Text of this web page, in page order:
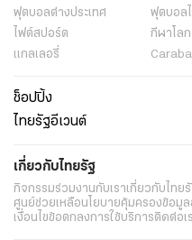
ฟุตบอลต่่างประเทศ ฟุตบอล
ไฟต์สปอร์ต
กีฬาโลก
แกลเลอรี่
ช็อปปิ้ง
ไทยรัฐอีเวนต์
เกี่ยวกับไทยรัฐ
กิจกรรมร่วมงานกับเราเกี่ยวกับไทย
ศูนย์ช่วยเหลือนโยบายคุ้มครองข้อมู
เงื่อนไขข้อตกลงการใช้บริการติดต่อเ